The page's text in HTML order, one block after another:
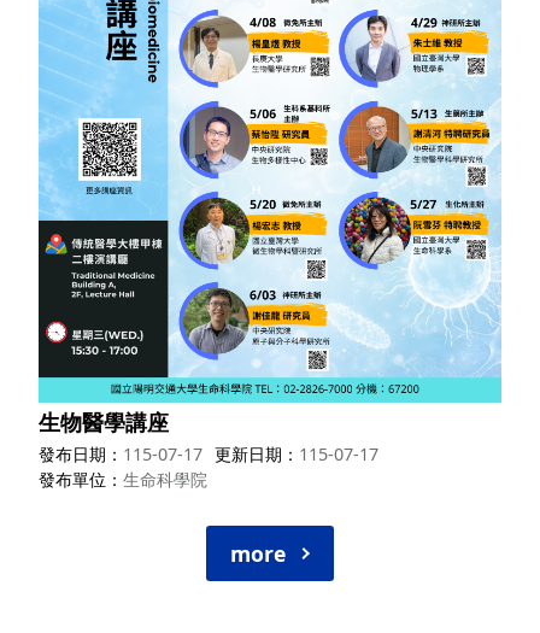
生物醫學講座
發布日期 115-07-17 更新日期
115-07-17
發布單位
生命科學院
more